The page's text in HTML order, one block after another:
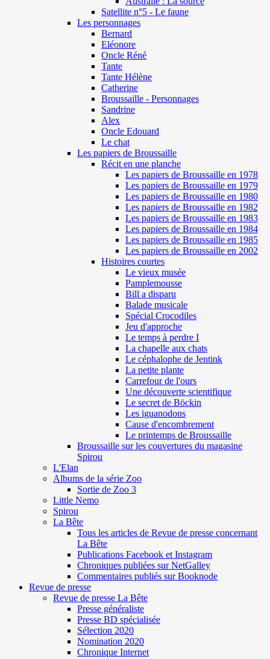
Satellite n°5 - Le faune
Les personnages
Bernard
Eléonore
Oncle Réné
Tante
Tante Hélène
Catherine
Broussaille - Personnages
Sandrine
Alex
Oncle Edouard
Le chat
Les papiers de Broussaille
Récit en une planche
Les papiers de Broussaille en 1978
Les papiers de Broussaille en 1979
Les papiers de Broussaille en 1980
Les papiers de Broussaille en 1982
Les papiers de Broussaille en 1983
Les papiers de Broussaille en 1984
Les papiers de Broussaille en 1985
Les papiers de Broussaille en 2002
Histoires courtes
Le vieux musée
Pamplemousse
Bill a disparu
Balade musicale
Spécial Crocodiles
Jeu d'approche
Le temps à perdre I
La chapelle aux chats
Le céphalophe de Jentink
La petite plante
Carrefour de l'ours
Une découverte scientifique
Le secret de Böckin
Les iguanodons
Cause d'encombrement
Le printemps de Broussaille
Broussaille sur les couvertures du magasine
Spirou
L'Elan
Albums de la série Zoo
Sortie de Zoo 3
Little Nemo
Spirou
La Bête
Tous les articles de Revue de presse concernant
La Bête
Publications Facebook et Instagram
Chroniques publiées sur NetGalley
Commentaires publiés sur Booknode
Revue de presse
Revue de presse La Bête
Presse généraliste
Presse BD spécialisée
Sélection 2020
Nomination 2020
Chronique Internet